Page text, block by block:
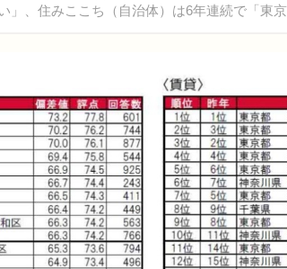
」、住みここち（自治体）は6年連続で「東